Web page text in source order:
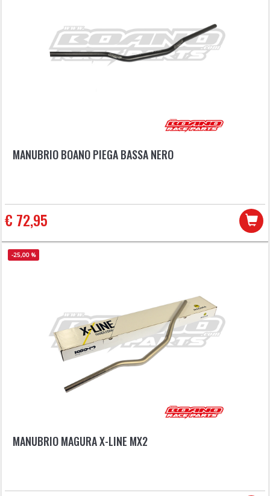
MANUBRIO BOANO PIEGA BASSA NERO
€ 72,95
-25,00 %
MANUBRIO MAGURA X-LINE MX2